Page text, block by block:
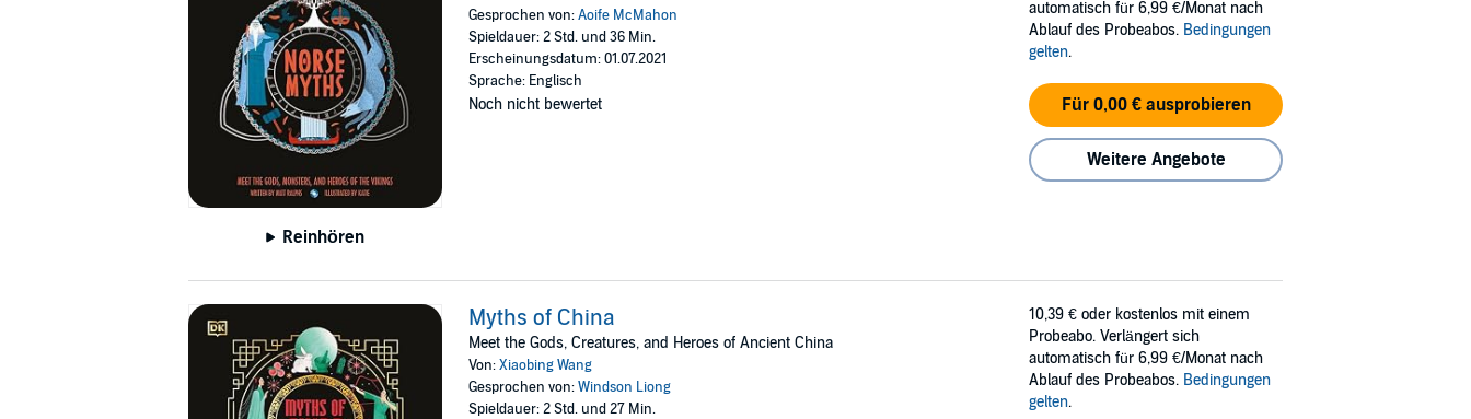
©2021 Matt Ralphs (P)2021 DK Audio
Reinhören
Gesprochen von:Aoife McMahon
Spieldauer: 2 Std. und 36 Min.
Erscheinungsdatum: 01.07.2021
Sprache: Englisch
Noch nicht bewertet
automatisch für 6,99 €/Monat nach
Ablauf des Probeabos. Bedingungen
gelten.
Für 0,00 € ausprobieren
Weitere Angebote
Myths of China
Meet the Gods, Creatures, and Heroes of Ancient China
Von:Xiaobing Wang
Gesprochen von:Windson Liong
Spieldauer: 2 Std. und 27 Min.
10,39 € oder kostenlos mit einem
Probeabo. Verlängert sich
automatisch für 6,99 €/Monat nach
Ablauf des Probeabos. Bedingungen
gelten.